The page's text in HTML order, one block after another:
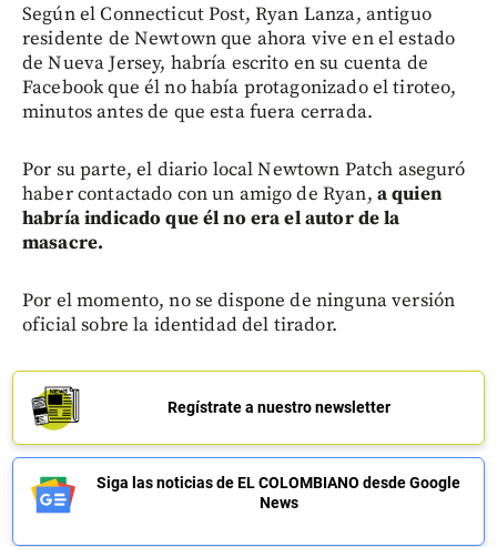
Según el Connecticut Post, Ryan Lanza, antiguo
residente de Newtown que ahora vive en el estado
de Nueva Jersey, habría escrito en su cuenta de
Facebook que él no había protagonizado el tiroteo,
minutos antes de que esta fuera cerrada.
Por su parte, el diario local Newtown Patch aseguró
haber contactado con un amigo de Ryan, a quien
habría indicado que él no era el autor de la
masacre.
Por el momento, no se dispone de ninguna versión
oficial sobre la identidad del tirador.
Regístrate a nuestro newsletter
Siga las noticias de EL COLOMBIANO desde Google
News